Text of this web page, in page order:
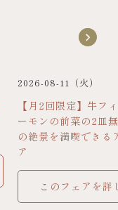
2026-08-11（火）
【月2回限定】牛フ
ーモンの前菜の2皿
の絶景を満喫できる
ア
このフェアを詳